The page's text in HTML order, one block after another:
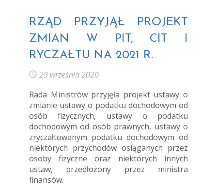
RZĄD PRZYJĄŁ PROJEKT
ZMIAN W PIT, CIT I
RYCZAŁTU NA 2021 R.
29 września 2020
Rada Ministrów przyjęła projekt ustawy o
zmianie ustawy o podatku dochodowym od
osób fizycznych, ustawy o podatku
dochodowym od osób prawnych, ustawy o
zryczałtowanym podatku dochodowym od
niektórych przychodów osiąganych przez
osoby fizyczne oraz niektórych innych
ustaw, przedłożony przez ministra
finansów.